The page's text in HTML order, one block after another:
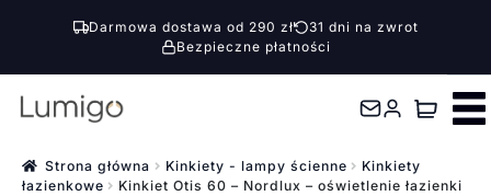
Darmowa dostawa od 290 zł
31 dni na zwrot
Bezpieczne płatności
Przejdź
nawigacji
Przejdź
treści Strona główna Kinkiety - lampy ścienne
Kinkiety
łazienkowe
Kinkiet Otis 60 – Nordlux – oświetlenie łazienki